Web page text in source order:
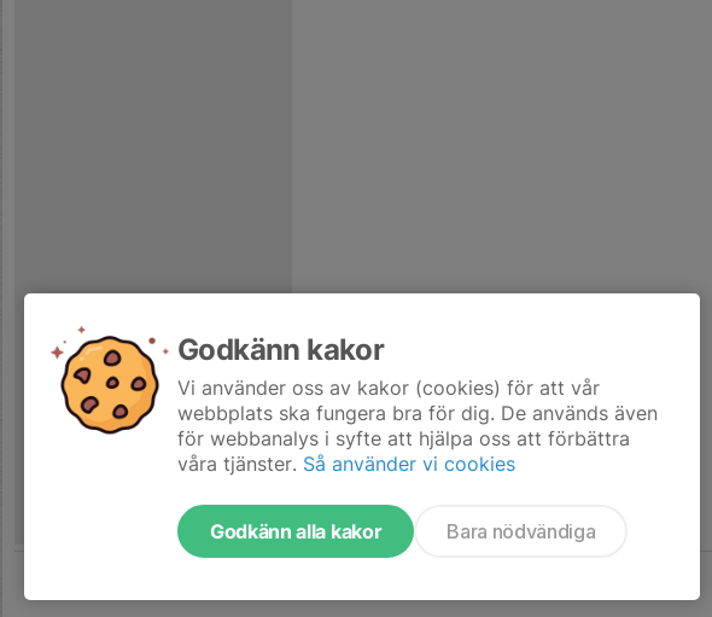
Godkänn kakor
Vi använder oss av kakor (cookies) för att vår
webbplats ska fungera bra för dig. De används även
för webbanalys i syfte att hjälpa oss att förbättra
våra tjänster. Så använder vi cookies
Godkänn alla kakor Bara nödvändiga